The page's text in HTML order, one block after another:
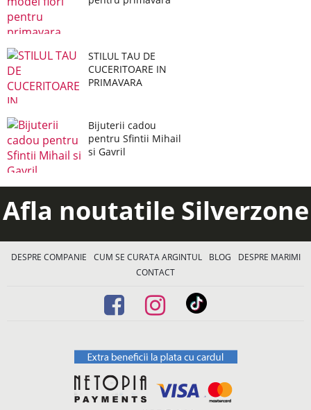
STILUL TAU DE
CUCERITOARE IN
PRIMAVARA
Bijuterii cadou
pentru Sfintii Mihail
si Gavril
Afla noutatile Silverzone
DESPRE COMPANIE CUM SE CURATA ARGINTUL BLOG
DESPRE MARIMI
CONTACT